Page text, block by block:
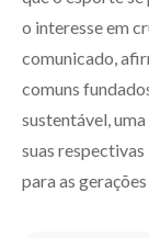
o interesse em
comunicado,
comuns
sustentável,
suas
para as